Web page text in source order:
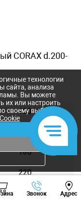
CORAX d.200-
120
180
220
300Звонок Адрес
Viber Whatsapp
технологии
сайта, анализа
Вы можете
их или настроить
своему выбору.